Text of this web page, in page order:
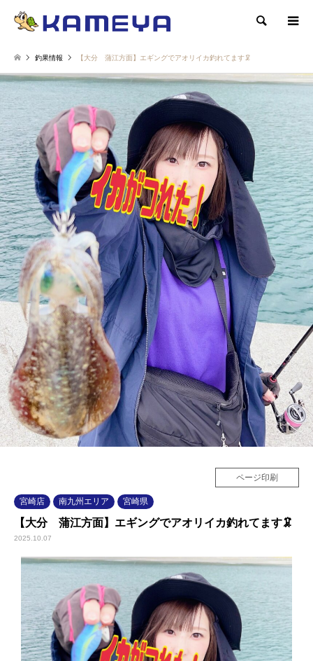
検索
釣果情報 【大分 蒲江方面】エギングでアオリイカ釣れてます🦑
ページ印刷
宮崎店 南九州エリア 宮崎県
【大分 蒲江方面】エギングでアオリイカ釣れてます🦑
2025.10.07